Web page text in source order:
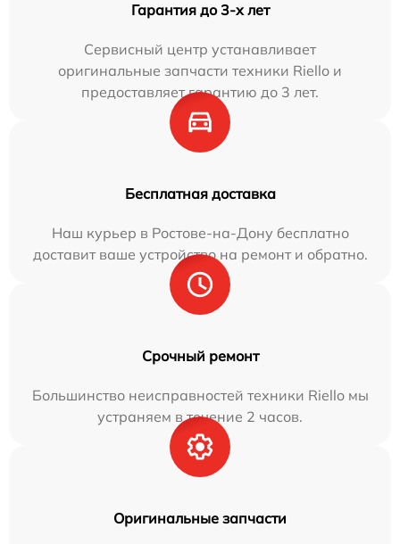
Гарантия до 3-х лет
Сервисный центр устанавливает
оригинальные запчасти техники Riello и
предоставляет гарантию до 3 лет.
Бесплатная доставка
Наш курьер в Ростове-на-Дону бесплатно
доставит ваше устройство на ремонт и обратно.
Срочный ремонт
Большинство неисправностей техники Riello мы
устраняем в течение 2 часов.
Оригинальные запчасти